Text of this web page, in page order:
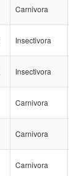
Carnivora
Insectivora
Insectivora
Carnivora
Carnivora
Carnivora